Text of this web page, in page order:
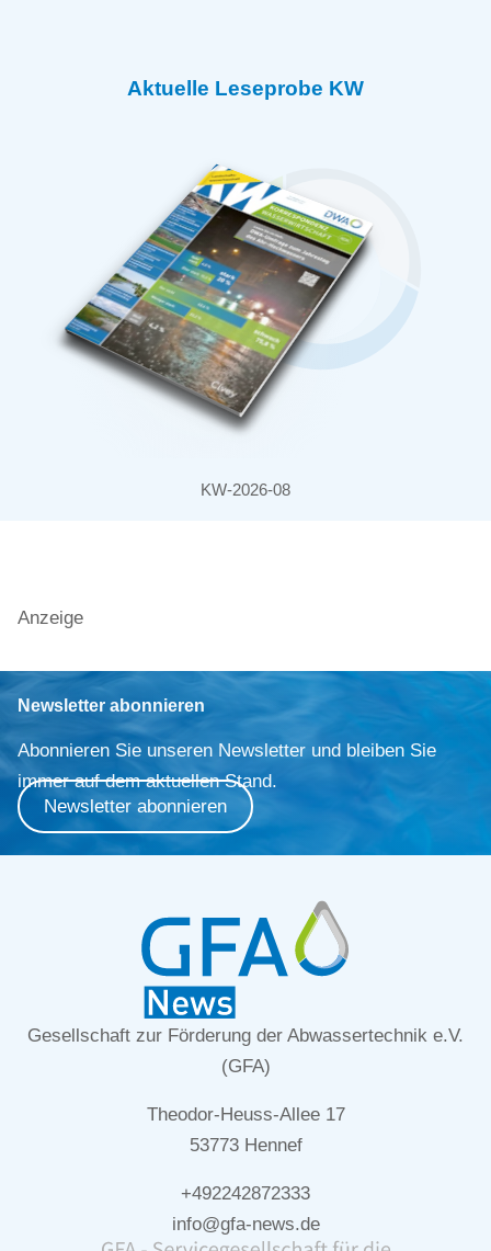
Aktuelle Leseprobe KW
KW-2026-08
Anzeige
Newsletter abonnieren
Abonnieren Sie unseren Newsletter und bleiben Sie
immer auf dem aktuellen Stand.
Newsletter abonnieren
Gesellschaft zur Förderung der Abwassertechnik e.V.
(GFA)
Theodor-Heuss-Allee 17
53773 Hennef
+492242872333
info@gfa-news.de